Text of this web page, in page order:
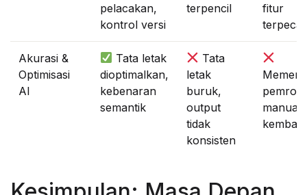
pelacakan,
kontrol versi
terpencil
fitur
Akurasi &
Optimisasi
AI
Tata letak
dioptimalkan,
kebenaran
semantik
Tata
letak
buruk,
output
tidak
konsisten
manual
kembali